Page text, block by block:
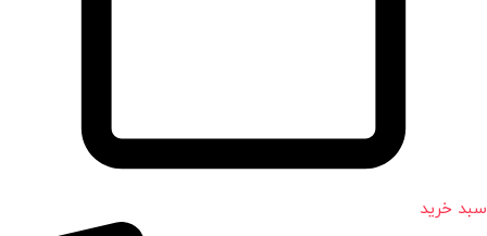
سبد خرید